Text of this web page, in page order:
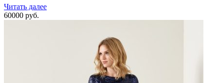
Читать далее
60000 руб.